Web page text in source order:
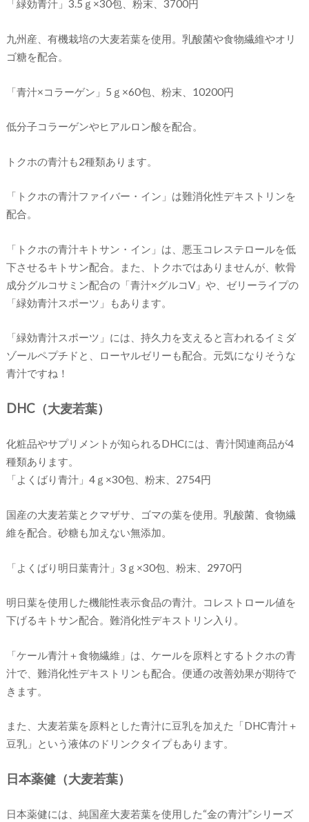
「緑効青汁」3.5ｇ×30包、粉末、3700円
九州産、有機栽培の大麦若葉を使用。乳酸菌や食物繊維やオリ
ゴ糖を配合。
「青汁×コラーゲン」5ｇ×60包、粉末、10200円
低分子コラーゲンやヒアルロン酸を配合。
トクホの青汁も2種類あります。
「トクホの青汁ファイバー・イン」は難消化性デキストリンを
配合。
「トクホの青汁キトサン・イン」は、悪玉コレステロールを低
下させるキトサン配合。また、トクホではありませんが、軟骨
成分グルコサミン配合の「青汁×グルコV」や、ゼリーライプの
「緑効青汁スポーツ」もあります。
「緑効青汁スポーツ」には、持久力を支えると言われるイミダ
ゾールペプチドと、ローヤルゼリーも配合。元気になりそうな
青汁ですね！
DHC（大麦若葉）
化粧品やサプリメントが知られるDHCには、青汁関連商品が4
種類あります。
「よくばり青汁」4ｇ×30包、粉末、2754円
国産の大麦若葉とクマザサ、ゴマの葉を使用。乳酸菌、食物繊
維を配合。砂糖も加えない無添加。
「よくばり明日葉青汁」3ｇ×30包、粉末、2970円
明日葉を使用した機能性表示食品の青汁。コレストロール値を
下げるキトサン配合。難消化性デキストリン入り。
「ケール青汁＋食物繊維」は、ケールを原料とするトクホの青
汁で、難消化性デキストリンも配合。便通の改善効果が期待で
きます。
また、大麦若葉を原料とした青汁に豆乳を加えた「DHC青汁＋
豆乳」という液体のドリンクタイプもあります。
日本薬健（大麦若葉）
日本薬健には、純国産大麦若葉を使用した“金の青汁”シリーズ